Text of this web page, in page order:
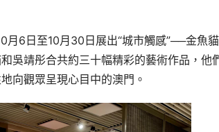
6日至10月30日展出“城市觸感”──金魚
吳靖彤合共約三十幅精彩的藝術作品，他
向觀眾呈現心目中的澳門。